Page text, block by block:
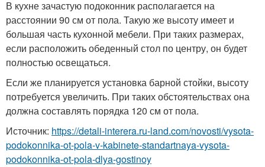
В кухне зачастую подоконник располагается на
расстоянии 90 см от пола. Такую же высоту имеет и
большая часть кухонной мебели. При таких размерах,
если расположить обеденный стол по центру, он будет
полностью освещаться.
Если же планируется установка барной стойки, высоту
потребуется увеличить. При таких обстоятельствах она
должна составлять порядка 120 см от пола.
Источник: https://detali-interera.ru-land.com/novosti/vysota-
podokonnika-ot-pola-v-kabinete-standartnaya-vysota-
podokonnika-ot-pola-dlya-gostinoy